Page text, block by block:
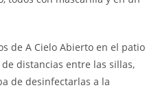
de A Cielo Abierto en el patio
distancias entre las sillas,
de desinfectarlas a la